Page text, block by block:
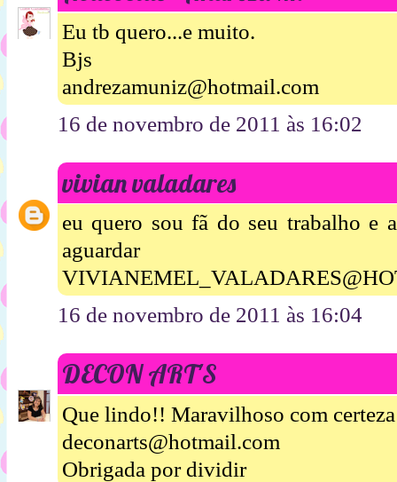
Eu tb quero...e muito.
Bjs
andrezamuniz@hotmail.com
16 de novembro de 2011 às 16:02
vivian valadares
eu quero sou fã do seu trabalho e
aguardar
16 de novembro de 2011 às 16:04
DECON ART'S
Que lindo!! Maravilhoso com
deconarts@hotmail.com
Obrigada por dividir